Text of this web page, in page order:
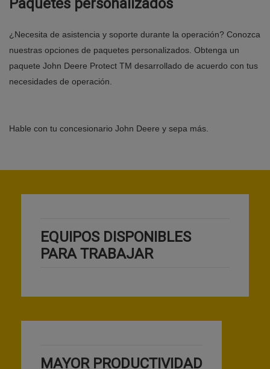
¿Necesita de asistencia y soporte durante la operación? Conozca
nuestras opciones de paquetes personalizados. Obtenga un
paquete John Deere Protect TM desarrollado de acuerdo con tus
necesidades de operación.
Hable con tu concesionario John Deere y sepa más.
EQUIPOS DISPONIBLES
PARA TRABAJAR
MAYOR PRODUCTIVIDAD